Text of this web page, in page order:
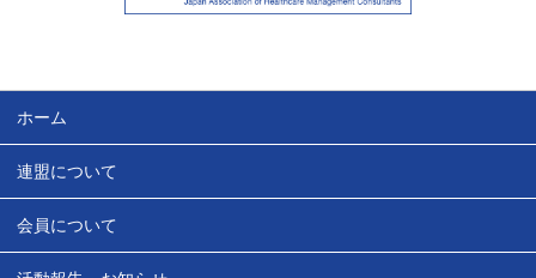
ホーム
連盟について
会員について